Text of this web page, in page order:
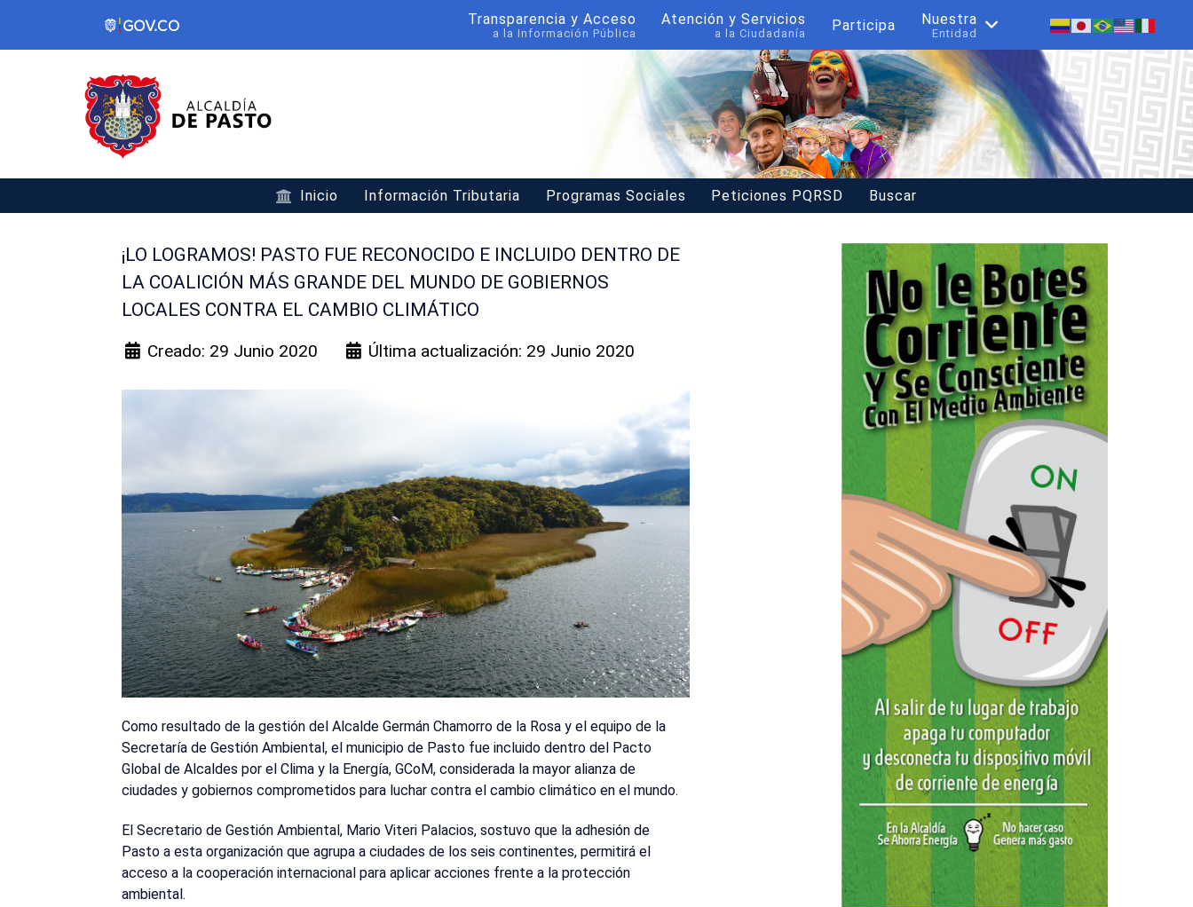
Transparencia y Acceso
a la Información Pública
Atención y Servicios
a la Ciudadanía Participa Nuestra
Entidad
Inicio Información Tributaria Programas Sociales Peticiones PQRSD Buscar
¡LO LOGRAMOS! PASTO FUE RECONOCIDO E INCLUIDO DENTRO DE
LA COALICIÓN MÁS GRANDE DEL MUNDO DE GOBIERNOS
LOCALES CONTRA EL CAMBIO CLIMÁTICO
Creado: 29 Junio 2020 Última actualización: 29 Junio 2020
Como resultado de la gestión del Alcalde Germán Chamorro de la Rosa y el equipo de la
Secretaría de Gestión Ambiental, el municipio de Pasto fue incluido dentro del Pacto
Global de Alcaldes por el Clima y la Energía, GCoM, considerada la mayor alianza de
ciudades y gobiernos comprometidos para luchar contra el cambio climático en el mundo.
El Secretario de Gestión Ambiental, Mario Viteri Palacios, sostuvo que la adhesión de
Pasto a esta organización que agrupa a ciudades de los seis continentes, permitirá el
acceso a la cooperación internacional para aplicar acciones frente a la protección
ambiental.